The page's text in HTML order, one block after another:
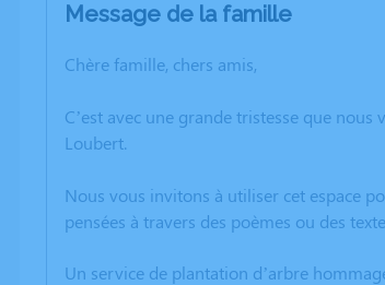
Message de la famille
Chère famille, chers amis,
C’est avec une grande tristesse que
Loubert.
Nous vous invitons à utiliser cet espace
pensées à travers des poèmes ou des
Un service de plantation d’arbre